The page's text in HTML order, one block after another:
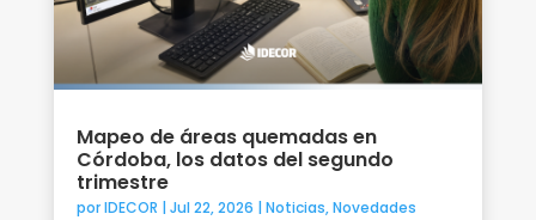
Mapeo de áreas quemadas en
Córdoba, los datos del segundo
trimestre
porIDECOR | Jul 22, 2026 | Noticias,Novedades